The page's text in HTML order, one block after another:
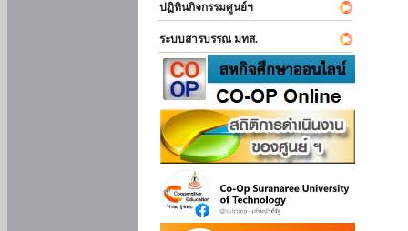
ปฏิทินกิจกรรมศูนย์ฯ
ระบบสารบรรณ มทส.